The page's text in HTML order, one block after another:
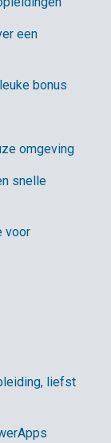
een
bonus
omgeving
snelle
voor
liefst